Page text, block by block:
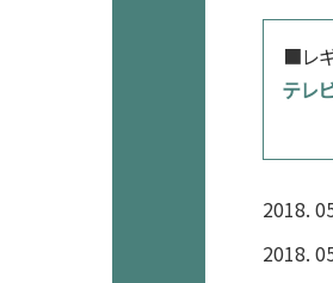
■レ
テレ
【
2018.
2018.